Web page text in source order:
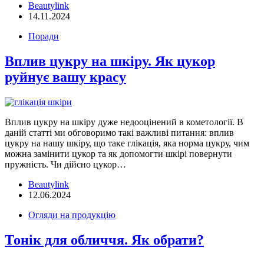
Beautylink
14.11.2024
Поради
Вплив цукру на шкіру. Як цукор
руйнує вашу красу
Вплив цукру на шкіру дуже недооцінений в кометології. В
даній статті ми обговоримо такі важливі питання: вплив
цукру на нашу шкіру, що таке глікація, яка норма цукру, чим
можна замінити цукор та як допомогти шкірі повернути
пружність. Чи дійсно цукор…
Beautylink
12.06.2024
Огляди на продукцію
Тонік для обличчя. Як обрати?